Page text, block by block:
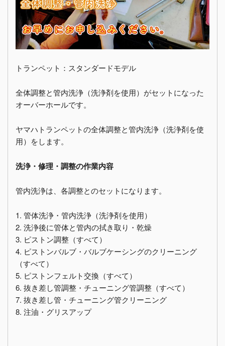
トランペット：スタンダードモデル
全体調整と管内洗浄（洗浄剤を使用）がセットになった
オーバーホールです。
ヤマハトランペットの全体調整と管内洗浄（洗浄剤を使
用）をします。
洗浄・修理・調整の作業内容
管内洗浄は、各調整とのセットになります。
1. 管体洗浄・管内洗浄（洗浄剤を使用）
2. 洗浄後に管体と管内の拭き取り・乾燥
3. ピストン調整（すべて）
4. ピストンバルブ・バルブケーシングのクリーニング
（すべて）
5. ピストンフェルト交換（すべて）
6. 抜き差し管調整・チューニング管調整（すべて）
7. 抜き差し管・チューニング管クリーニング
8. 注油・グリスアップ